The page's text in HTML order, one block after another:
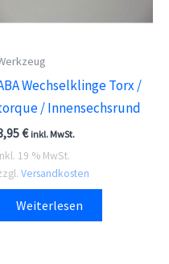
Wechselklinge Torx /
/ Innensechsrund
€ inkl. MwSt.
19 % MwSt.
Versandkosten
Weiterlesen